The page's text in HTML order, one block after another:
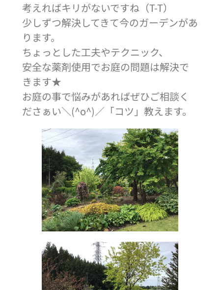
考えればキリがないですね（T-T）
少しずつ解決してきて今のガーデンがあ
ります。
ちょっとした工夫やテクニック、
安全な薬剤使用でお庭の問題は解決で
きます★
お庭の事で悩みがあればぜひご相談く
ださぁい＼(^o^)／「コツ」教えます。